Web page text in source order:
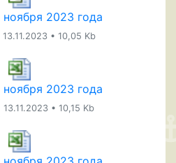
2023 года
13.11.2023 • 10,05 Kb
2023 года
13.11.2023 • 10,15 Kb